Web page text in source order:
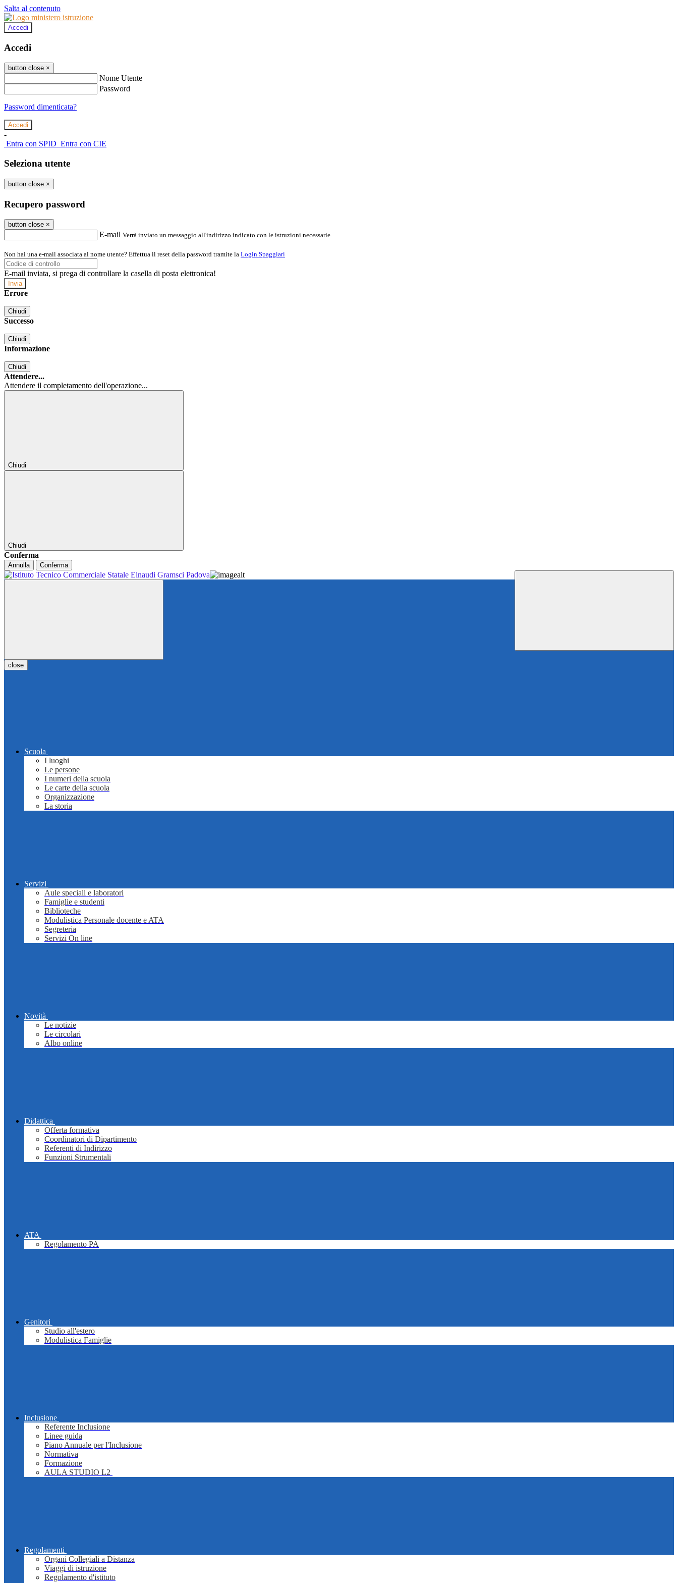
Salta al contenuto
Accedi
Accedi
button close ×
Nome Utente
Password
Password dimenticata?
-
Entra con SPID Entra con CIE
Seleziona utente
button close ×
Recupero password
button close ×
E-mail Verrà inviato un messaggio all'indirizzo indicato con le istruzioni necessarie.
Non hai una e-mail associata al nome utente? Effettua il reset della password tramite la Login Spaggiari
E-mail inviata, si prega di controllare la casella di posta elettronica!
Errore
Chiudi
Successo
Chiudi
Informazione
Chiudi
Attendere...
Attendere il completamento dell'operazione...
Chiudi
Chiudi
Conferma
Annulla Conferma
close
Scuola
I luoghi
Le persone
I numeri della scuola
Le carte della scuola
Organizzazione
La storia
Servizi
Aule speciali e laboratori
Famiglie e studenti
Biblioteche
Modulistica Personale docente e ATA
Segreteria
Servizi On line
Novità
Le notizie
Le circolari
Albo online
Didattica
Offerta formativa
Coordinatori di Dipartimento
Referenti di Indirizzo
Funzioni Strumentali
ATA
Regolamento PA
Genitori
Studio all'estero
Modulistica Famiglie
Inclusione
Referente Inclusione
Linee guida
Piano Annuale per l'Inclusione
Normativa
Formazione
AULA STUDIO L2
Regolamenti
Organi Collegiali a Distanza
Viaggi di istruzione
Regolamento d'istituto